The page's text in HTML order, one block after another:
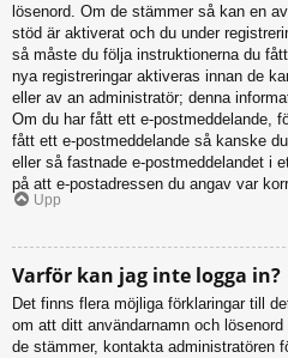
lösenord. Om de stämmer så kan en
stöd är aktiverat och du under
så måste du följa instruktionerna du
nya registreringar aktiveras innan de
eller av an administratör; denna
Om du har fått ett e-postmeddelande,
fått ett e-postmeddelande så kanske
eller så fastnade e-postmeddelandet i
på att e-postadressen du angav var
Upp
Varför kan jag inte logga in?
Det finns flera möjliga förklaringar till
om att ditt användarnamn och
de stämmer, kontakta administratören